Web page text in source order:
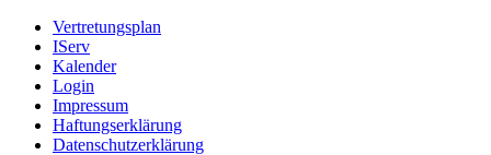
Vertretungsplan
IServ
Kalender
Login
Impressum
Haftungserklärung
Datenschutzerklärung